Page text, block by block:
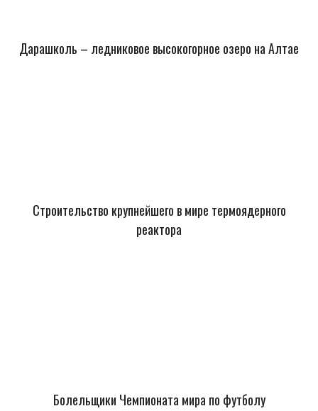
Дарашколь – ледниковое высокогорное озеро на Алтае
Строительство крупнейшего в мире термоядерного
реактора
Болельщики Чемпионата мира по футболу